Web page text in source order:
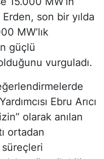
Erden, son bir yılda
MW’lık
güçlü
vurguladı.
Ebru Arıcı
olarak anılan
ortadan
süreçleri